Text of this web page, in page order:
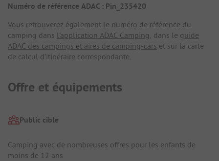
Numéro de référence ADAC : Pin_235420
Vous retrouverez également le numéro de référence du
camping dans l'application ADAC Camping , dans le guide
ADAC des campings et aires de camping-cars et sur la carte
de calcul d'itinéraire correspondante.
Offre et équipements
Public cible
Camping avec de nombreuses offres pour les enfants de
moins de 12 ans